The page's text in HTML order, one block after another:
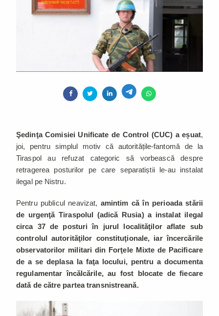
Şedinţa Comisiei Unificate de Control (CUC) a eșuat,
joi, pentru simplul motiv că autoritățile-fantomă de la
Tiraspol au refuzat categoric să vorbească despre
retragerea posturilor pe care separatiștii le-au instalat
ilegal pe Nistru.
Pentru publicul neavizat, amintim că în perioada stării
de urgenţă Tiraspolul (adică Rusia) a instalat ilegal
circa 37 de posturi în jurul localităţilor aflate sub
controlul autorităţilor constituţionale, iar încercările
observatorilor militari din Forţele Mixte de Pacificare
de a se deplasa la faţa locului, pentru a documenta
regulamentar încălcările, au fost blocate de fiecare
dată de către partea transnistreană.